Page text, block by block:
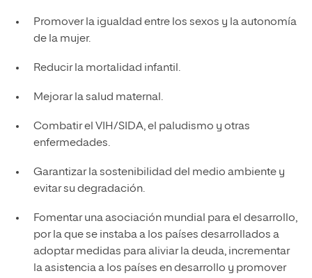
Promover la igualdad entre los sexos y la autonomía
de la mujer.
Reducir la mortalidad infantil.
Mejorar la salud maternal.
Combatir el VIH/SIDA, el paludismo y otras
enfermedades.
Garantizar la sostenibilidad del medio ambiente y
evitar su degradación.
Fomentar una asociación mundial para el desarrollo,
por la que se instaba a los países desarrollados a
adoptar medidas para aliviar la deuda, incrementar
la asistencia a los países en desarrollo y promover